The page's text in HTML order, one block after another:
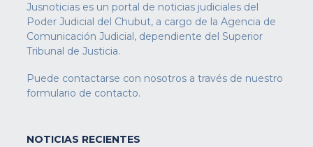
Jusnoticias es un portal de noticias judiciales del
Poder Judicial del Chubut, a cargo de la Agencia de
Comunicación Judicial, dependiente del Superior
Tribunal de Justicia.
Puede contactarse con nosotros a través de nuestro
formulario de contacto.
NOTICIAS RECIENTES